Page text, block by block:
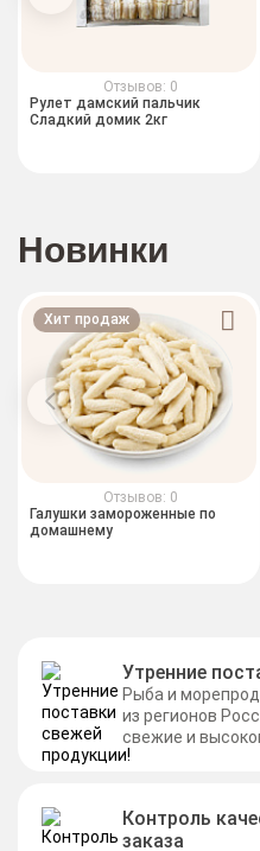
Отзывов: 0
Рулет дамский пальчик
Сладкий домик 2кг
Новинки
Хит продаж
Отзывов: 0
Галушки замороженные по
домашнему
Утренние
Рыба и
из регионов
свежие и
Контроль
заказа